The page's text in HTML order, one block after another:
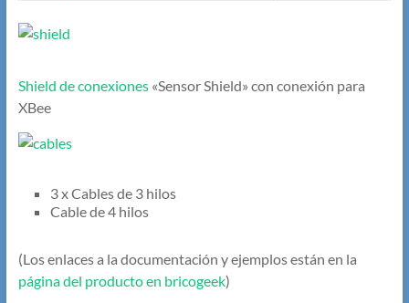
Shield de conexiones«Sensor Shield» con conexión para
XBee
3 x Cables de 3 hilos
Cable de 4 hilos
(Los enlaces a la documentación y ejemplos están en la
página del producto en bricogeek)